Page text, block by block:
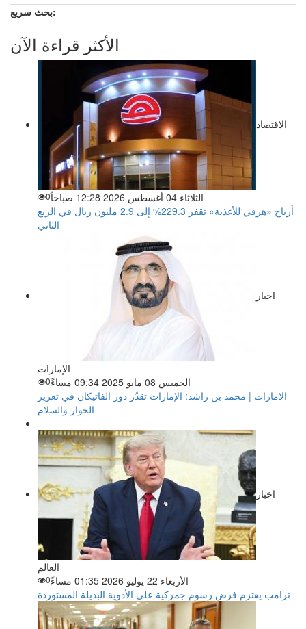
بحث سريع:
الأكثر قراءة الآن
الاقتصاد
الثلاثاء 04 أغسطس 2026 12:28 صباحاً 0
أرباح «هرفي للأغذية» تقفز 229.3% إلى 2.9 مليون ريال في الربع
الثاني
اخبار
الإمارات
الخميس 08 مايو 2025 09:34 مساءً
0
الامارات | محمد بن راشد: الإمارات تقدّر دور الفاتيكان في تعزيز
الحوار والسلام
اخبار
العالم
الأربعاء 22 يوليو 2026 01:35 مساءً
0
ترامب يعتزم فرض رسوم جمركية على الأدوية البديلة المستوردة